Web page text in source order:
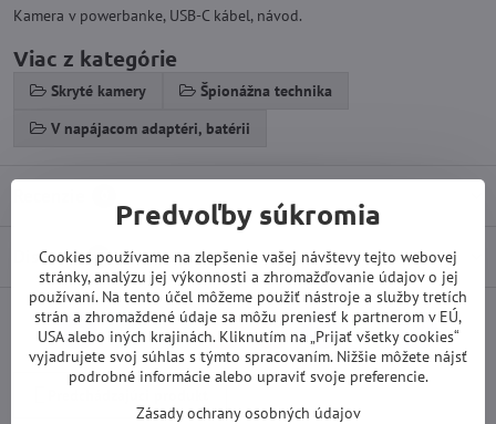
Kamera v powerbanke, USB-C kábel, návod.
Viac z kategórie
Skryté kamery
Špionážna technika
V napájacom adaptéri, batérii
Diskusia 0
FacebookTwitterBlueskyPinterestReddit LinkedInWhatsApp
E-
mail
Predvoľby súkromia
Cookies používame na zlepšenie vašej návštevy tejto webovej
stránky, analýzu jej výkonnosti a zhromažďovanie údajov o jej
používaní. Na tento účel môžeme použiť nástroje a služby tretích
strán a zhromaždené údaje sa môžu preniesť k partnerom v EÚ,
USA alebo iných krajinách. Kliknutím na „Prijať všetky cookies“
vyjadrujete svoj súhlas s týmto spracovaním. Nižšie môžete nájsť
podrobné informácie alebo upraviť svoje preferencie.
Zásady ochrany osobných údajov